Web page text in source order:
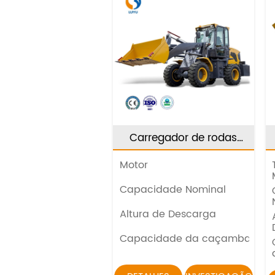
Carregador de rodas
dianteiro LT158
Motor
Capacidade Nominal
Altura de Descarga
Capacidade da caçamba